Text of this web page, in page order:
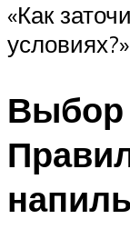
«Как
условиях?»
Выбор